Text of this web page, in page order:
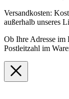
Serviceteam)
außerhalb unseres
Postleitzahl im